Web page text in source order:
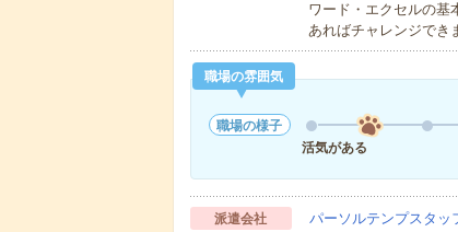
ワード・エクセルの基
あればチャレンジで
職場の雰囲気
職場の様子
活気がある
派遣会社 パーソルテンプスタ